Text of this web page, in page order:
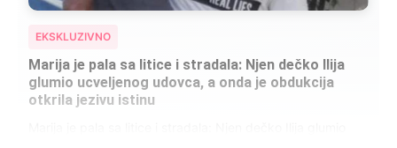
EKSKLUZIVNO
Marija je pala sa litice i stradala: Njen dečko Ilija
glumio ucveljenog udovca, a onda je obdukcija
otkrila jezivu istinu